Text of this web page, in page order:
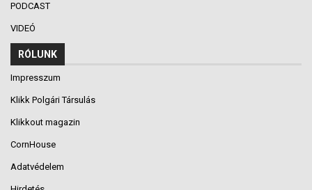
PODCAST
VIDEÓ
RÓLUNK
Impresszum
Klikk Polgári Társulás
Klikkout magazin
CornHouse
Adatvédelem